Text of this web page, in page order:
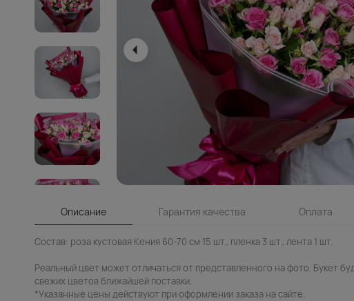
Описание Гарантия качества Оплата
Состав: роза кустовая Кения 60-70 см 15 шт., пленка 3 шт., лента 1 шт.
Реальный цвет может отличаться от представленного на фото. Букет
свежих цветов ближайшей поставки.
*Указанные цены действуют при оформлении заказа на сайте.